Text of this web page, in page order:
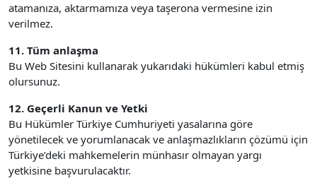
atamanıza, aktarmamıza veya taşerona vermesine izin
verilmez.
11. Tüm anlaşma
Bu Web Sitesini kullanarak yukarıdaki hükümleri kabul etmiş
olursunuz.
12. Geçerli Kanun ve Yetki
Bu Hükümler Türkiye Cumhuriyeti yasalarına göre
yönetilecek ve yorumlanacak ve anlaşmazlıkların çözümü için
Türkiye’deki mahkemelerin münhasır olmayan yargı
yetkisine başvurulacaktır.